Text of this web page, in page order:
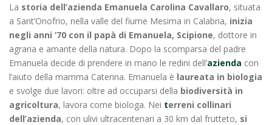
La storia dell’azienda Emanuela Carolina Cavallaro, situata
a Sant’Onofrio, nella valle del fiume Mesima in Calabria, inizia
negli anni ‘70 con il papà di Emanuela, Scipione, dottore in
agraria e amante della natura. Dopo la scomparsa del padre
Emanuela decide di prendere in mano le redini dell’azienda con
l’aiuto della mamma Caterina. Emanuela è laureata in biologia
e svolge due lavori: oltre ad occuparsi della biodiversità in
agricoltura, lavora come biologa. Nei terreni collinari
dell’azienda, con ulivi ultracentenari a 30 km dal frutteto, si